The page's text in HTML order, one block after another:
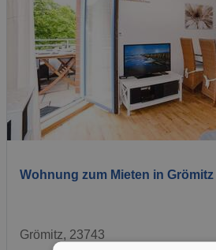
Wohnung zum Mieten in Grömitz
Grömitz, 23743